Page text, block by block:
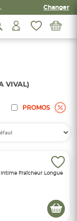
Changer
VIVAL)
PROMOS
Fraîcheur Longue